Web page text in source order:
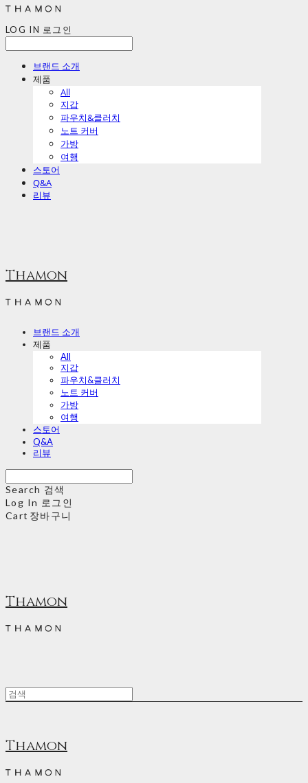
LOG IN 로그인
브랜드 소개
제품
All
지갑
파우치&클러치
노트 커버
가방
여행
스토어
Q&A
리뷰
Thamon
브랜드 소개
제품
All
지갑
파우치&클러치
노트 커버
가방
여행
스토어
Q&A
리뷰
Search 검색
Log In 로그인
Cart 장바구니
Thamon
Thamon